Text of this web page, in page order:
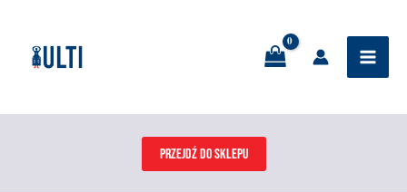
content
PRZEJDŹ DO SKLEPU